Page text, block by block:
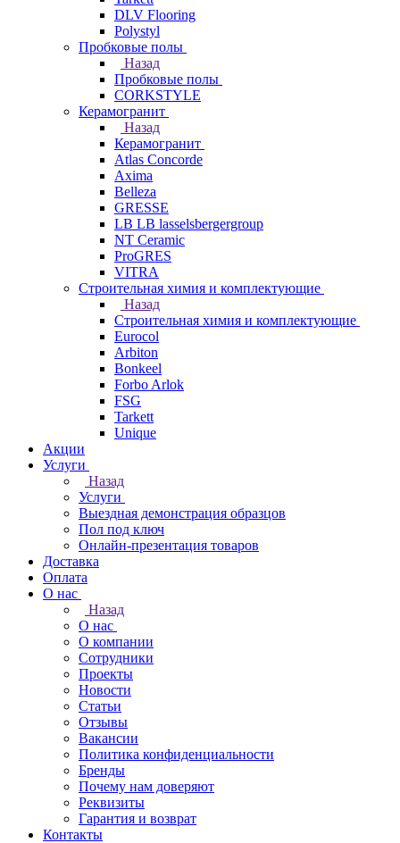
DLV Flooring
Polystyl
Пробковые полы
Назад
Пробковые полы
CORKSTYLE
Керамогранит
Назад
Керамогранит
Atlas Concorde
Axima
Belleza
GRESSE
LB LB lasselsbergergroup
NT Ceramic
ProGRES
VITRA
Строительная химия и комплектующие
Назад
Строительная химия и комплектующие
Eurocol
Arbiton
Bonkeel
Forbo Arlok
FSG
Tarkett
Unique
Акции
Услуги
Назад
Услуги
Выездная демонстрация образцов
Пол под ключ
Онлайн-презентация товаров
Доставка
Оплата
О нас
Назад
О нас
О компании
Сотрудники
Проекты
Новости
Статьи
Отзывы
Вакансии
Политика конфиденциальности
Бренды
Почему нам доверяют
Реквизиты
Гарантия и возврат
Контакты